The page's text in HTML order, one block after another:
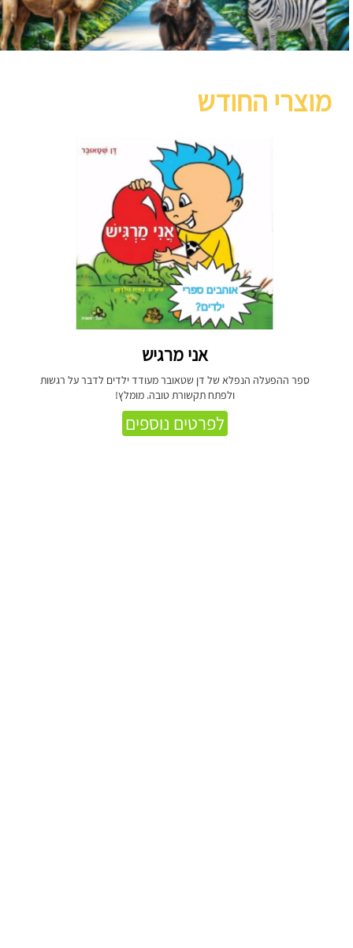
מוצרי החודש
אני מרגיש
ספר ההפעלה הנפלא של דן שטאובר מעודד ילדים לדבר על רגשות
ולפתח תקשורת טובה. מומלץ!
לפרטים נוספים